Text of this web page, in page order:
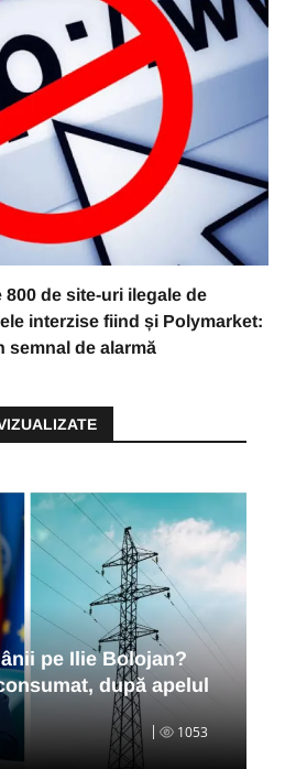
de site-uri ilegale de
interzise fiind și Polymarket:
semnal de alarmă
pe Ilie Bolojan?
după apelul
1053